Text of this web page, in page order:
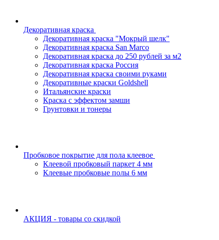
Декоративная краска
Декоративная краска "Мокрый шелк"
Декоративная краска San Marco
Декоративная краска до 250 рублей за м2
Декоративная краска Россия
Декоративная краска своими руками
Декоративные краски Goldshell
Итальянские краски
Краска с эффектом замши
Грунтовки и тонеры
Пробковое покрытие для пола клеевое
Клеевой пробковый паркет 4 мм
Клеевые пробковые полы 6 мм
АКЦИЯ - товары со скидкой